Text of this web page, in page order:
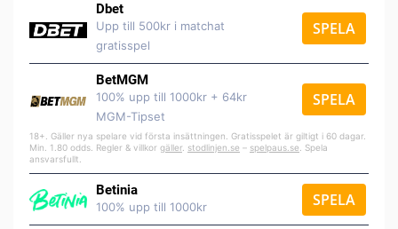
Dbet
Upp till 500kr i matchat
gratisspel
SPELA
BetMGM
100% upp till 1000kr + 64kr
MGM-Tipset
SPELA
18+. Gäller nya spelare vid första insättningen. Gratisspelet är giltigt i 60 dagar.
Min. 1.80 odds. Regler & villkor gäller. stodlinjen.se – spelpaus.se. Spela
ansvarsfullt.
Betinia
100% upp till 1000kr SPELA